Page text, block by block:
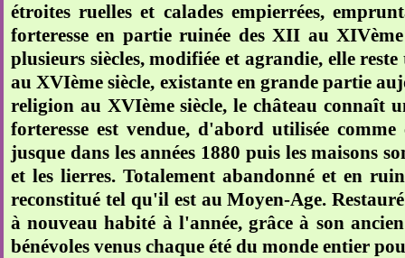
étroites ruelles et calades empierrées,
forteresse en partie ruinée des XII au
plusieurs siècles, modifiée et agrandie, elle
au XVIème siècle, existante en grande partie
religion au XVIème siècle, le château connaît
forteresse est vendue, d'abord utilisée
jusque dans les années 1880 puis les maisons
et les lierres. Totalement abandonné et en
reconstitué tel qu'il est au Moyen-Age.
à nouveau habité à l'année, grâce à son
bénévoles venus chaque été du monde entier